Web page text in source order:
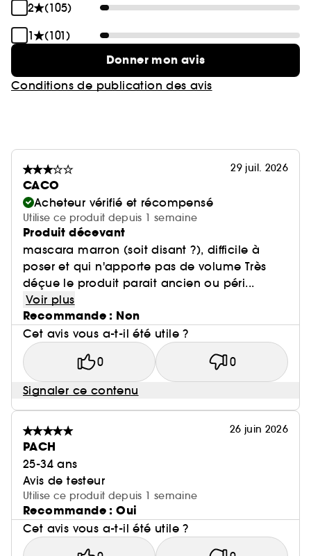
2
(105)
1
(101)
Donner mon avis
Conditions de publication des avis
29 juil. 2026
CACO
Acheteur vérifié et récompensé
Utilise ce produit depuis 1 semaine
Produit décevant
mascara marron (soit disant ?), difficile à
poser et qui n'apporte pas de volume Très
déçue le produit parait ancien ou péri...
Voir plus
Recommande : Non
Cet avis vous a-t-il été utile ?
0 0
Signaler ce contenu
26 juin 2026
PACH
25-34 ans
Avis de testeur
Utilise ce produit depuis 1 semaine
Recommande : Oui
Cet avis vous a-t-il été utile ?